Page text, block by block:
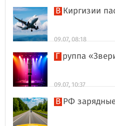
В Киргизии
09.07, 08:18
Группа
09.07, 10:37
В РФ